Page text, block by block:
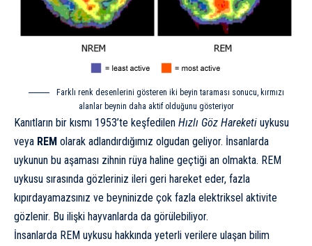
Farklı renk desenlerini gösteren iki beyin taraması sonucu, kırmızı
alanlar beynin daha aktif olduğunu gösteriyor
Kanıtların bir kısmı 1953’te keşfedilen Hızlı Göz Hareketi uykusu
veya REM olarak adlandırdığımız olgudan geliyor. İnsanlarda
uykunun bu aşaması zihnin rüya haline geçtiği an olmakta. REM
uykusu sırasında gözleriniz ileri geri hareket eder, fazla
kıpırdayamazsınız ve beyninizde çok fazla elektriksel aktivite
gözlenir. Bu ilişki hayvanlarda da görülebiliyor.
İnsanlarda REM uykusu hakkında yeterli verilere ulaşan bilim